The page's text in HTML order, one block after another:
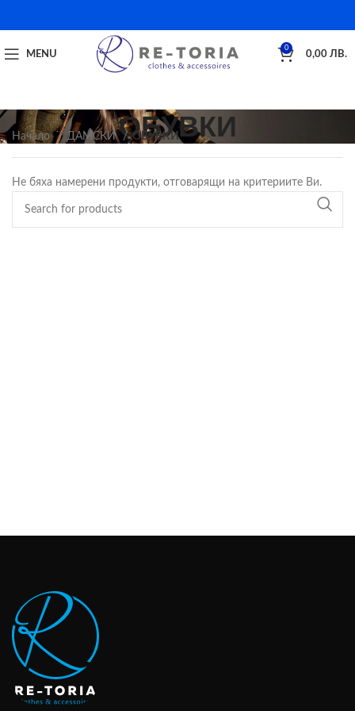
MENU
0
0,00 ЛВ.
ОБУВКИ
Начало ДАМСКИ ОБУВКИ
Не бяха намерени продукти, отговарящи на критериите Ви.